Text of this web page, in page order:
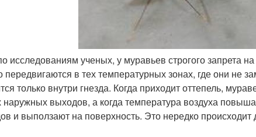
исследованиям ученых, у муравьев строгого запрета
передвигаются в тех температурных зонах, где они не
только внутри гнезда. Когда приходит оттепель,
выходов, а когда температура воздуха
и выползают на поверхность. Это нередко происходит